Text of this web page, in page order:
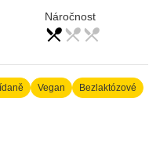
Náročnost
lehká
restaurant_menu restaurant_menu restaurant_menu
Vegan
Bezlaktózové